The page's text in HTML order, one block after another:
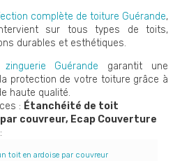
complète de toiture Guérande,
sur tous types de toits,
durables et esthétiques.
Guérande garantit une
protection de votre toiture grâce à
haute qualité.
: Étanchéité de toit
couvreur, Ecap Couverture
toit en ardoise par couvreur